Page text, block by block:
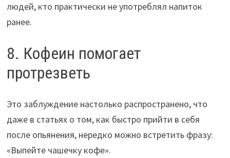
людей, кто практически не употреблял напиток
ранее.
8. Кофеин помогает
протрезветь
Это заблуждение настолько распространено, что
даже в статьях о том, как быстро прийти в себя
после опьянения, нередко можно встретить фразу:
«Выпейте чашечку кофе».